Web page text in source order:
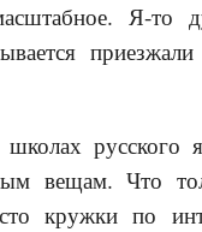
Я-
русского
вещам. Что
кружки по